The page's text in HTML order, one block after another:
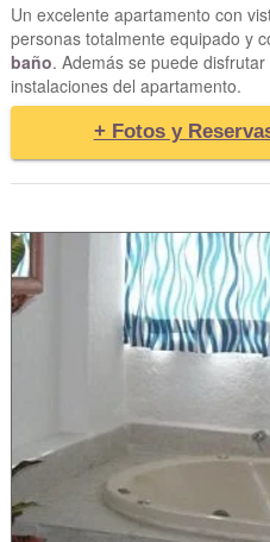
Un excelente apartamento con
personas totalmente equipado y
baño. Además se puede
instalaciones del apartamento.
+ Fotos y